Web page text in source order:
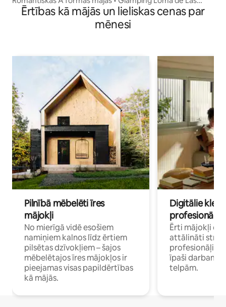
Orquídeas
Ērtības kā mājās un lieliskas cenas par
mēnesi
Pilnībā mēbelēti īres
mājokļi
No mierīgā vidē esošiem
namiņiem kalnos līdz ērtiem
pilsētas dzīvokļiem – šajos
mēbelētajos īres mājokļos ir
pieejamas visas papildērtības
kā mājās.
Digitālie
profesionāļi
Ērti mājokļi
attālināti
īpaši darbam
telpām.